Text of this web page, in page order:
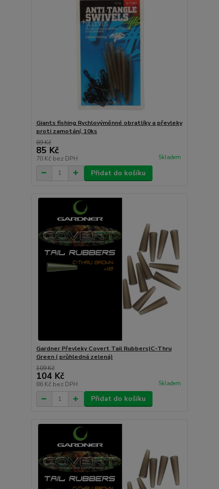
Giants fishing Rychlovýměnné obratlíky a převleky
proti zamotání, 10ks
89 Kč
85 Kč
70 Kč bez DPH Skladem
Přidat do košíku
Gardner Převleky Covert Tail Rubbers|C-Thru
Green ( průhledná zelená)
109 Kč
104 Kč
86 Kč bez DPH Skladem
Přidat do košíku